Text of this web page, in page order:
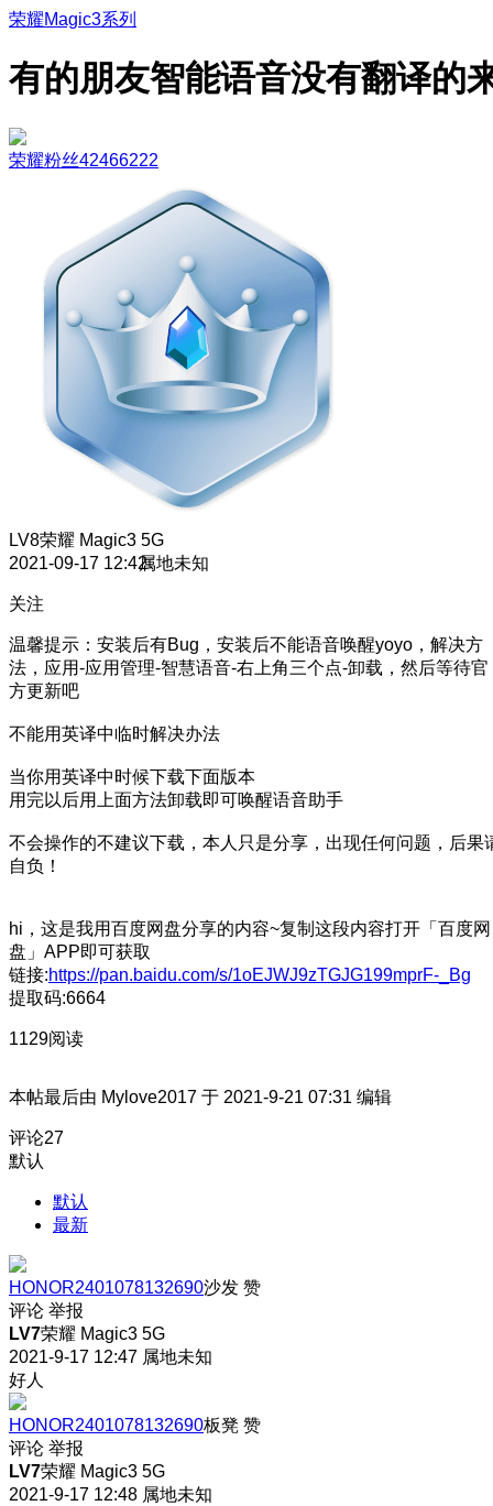
荣耀Magic3系列
有的朋友智能语音没有翻译的
荣耀粉丝42466222
LV8荣耀 Magic3 5G
2021-09-17 12:42属地未知
关注
温馨提示：安装后有Bug，安装后不能语音唤醒yoyo，解决方
法，应用-应用管理-智慧语音-右上角三个点-卸载，然后等待官
方更新吧
不能用英译中临时解决办法
当你用英译中时候下载下面版本
用完以后用上面方法卸载即可唤醒语音助手
不会操作的不建议下载，本人只是分享，出现任何问题，后果
自负！
hi，这是我用百度网盘分享的内容~复制这段内容打开「百度网
盘」APP即可获取
链接:https://pan.baidu.com/s/1oEJWJ9zTGJG199mprF-_Bg
提取码:6664
1129阅读
本帖最后由 Mylove2017 于 2021-9-21 07:31 编辑
评论27
默认
默认
最新
HONOR2401078132690沙发 赞
评论 举报
LV7荣耀 Magic3 5G
2021-9-17 12:47 属地未知
好人
HONOR2401078132690板凳 赞
评论 举报
LV7荣耀 Magic3 5G
2021-9-17 12:48 属地未知